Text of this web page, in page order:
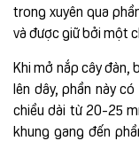
trong xuyên qua
và được giữ bởi một
Khi mở nắp cây đàn,
lên dây, phần này
chiều dài từ 20-25
khung gang đến